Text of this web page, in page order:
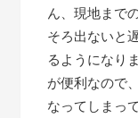
ん、現地まで
そろ出ないと
るようになり
が便利なので
なってしまっ